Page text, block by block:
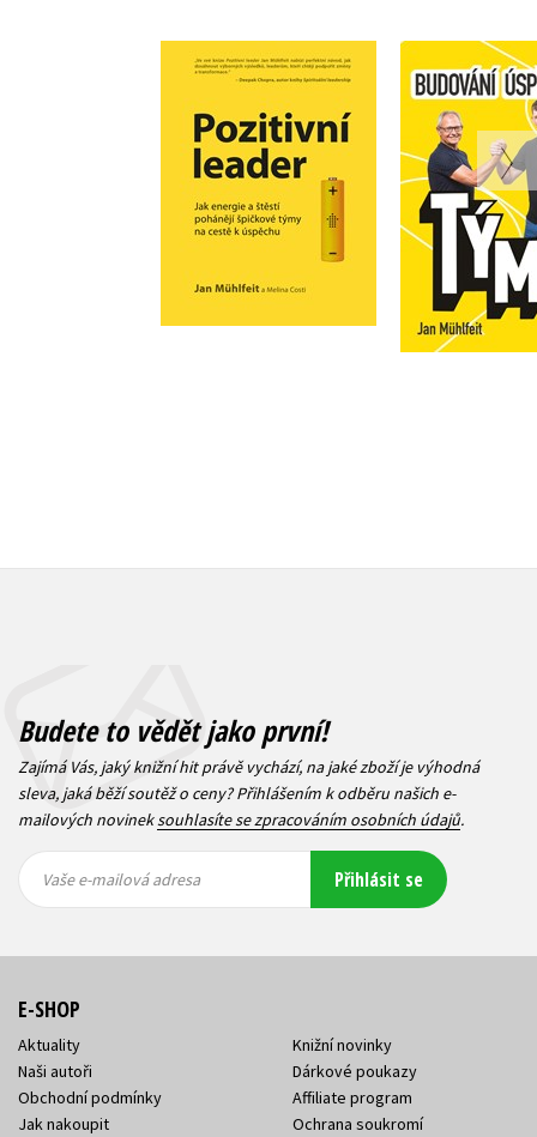
Pozitivní leader
Jan Mühlfeit
Do košíku
499 Kč
399 Kč
Budování
Jan
Pavel
Do
399 Kč
Budete to vědět jako první!
Zajímá Vás, jaký knižní hit právě vychází, na jaké zboží je výhodná
sleva, jaká běží soutěž o ceny? Přihlášením k odběru našich e-
mailových novineksouhlasíte se zpracováním osobních údajů.
mailová
mailová
Vaše e-mailová adresa Přihlásit se
E-SHOP
Aktuality
Naši autoři
Obchodní podmínky
Jak nakoupit
Knižní novinky
Dárkové poukazy
Affiliate program
Ochrana soukromí